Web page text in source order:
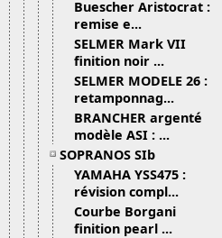
Buescher Aristocrat :
remise e...
SELMER Mark VII
finition noir ...
SELMER MODELE 26 :
retamponnag...
BRANCHER argenté
modèle ASI : ...
SOPRANOS SIb
YAMAHA YSS475 :
révision compl...
Courbe Borgani
finition pearl ...